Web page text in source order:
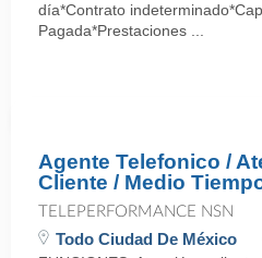
día*Contrato
Pagada*Prestaciones ...
Agente Telefonico /
Cliente / Medio
TELEPERFORMANCE NSN
Todo Ciudad De México